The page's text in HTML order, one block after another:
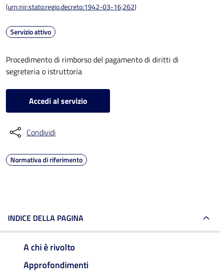
(urn:nir:stato:regio.decreto:1942-03-16;262)
Servizio attivo
Procedimento di rimborso del pagamento di diritti di
segreteria o istruttoria
Accedi al servizio
Condividi
Normativa di riferimento
INDICE DELLA PAGINA
A chi è rivolto
Approfondimenti